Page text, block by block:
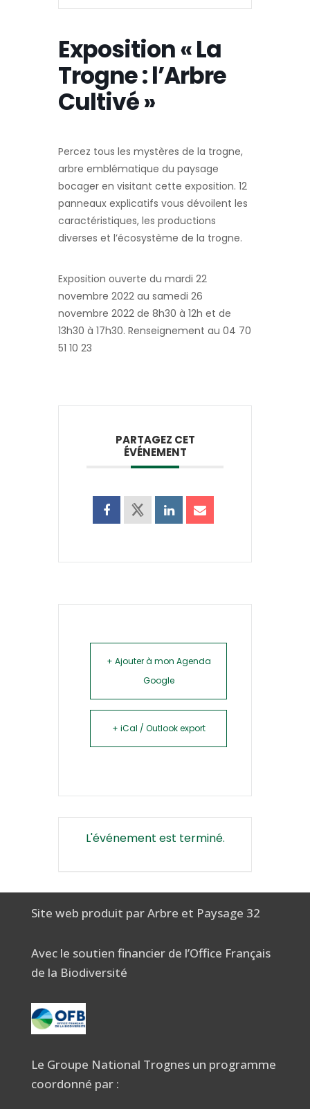
Exposition « La
Trogne : l’Arbre
Cultivé »
Percez tous les mystères de la trogne,
arbre emblématique du paysage
bocager en visitant cette exposition. 12
panneaux explicatifs vous dévoilent les
caractéristiques, les productions
diverses et l’écosystème de la trogne.
Exposition ouverte du mardi 22
novembre 2022 au samedi 26
novembre 2022 de 8h30 à 12h et de
13h30 à 17h30. Renseignement au 04 70
51 10 23
PARTAGEZ CET
ÉVÉNEMENT
+ Ajouter à mon Agenda
Google
+ iCal / Outlook export
L'événement est terminé.
Site web produit par Arbre et Paysage 32
Avec le soutien financier de l’Office Français
de la Biodiversité
Le Groupe National Trognes un programme
coordonné par :